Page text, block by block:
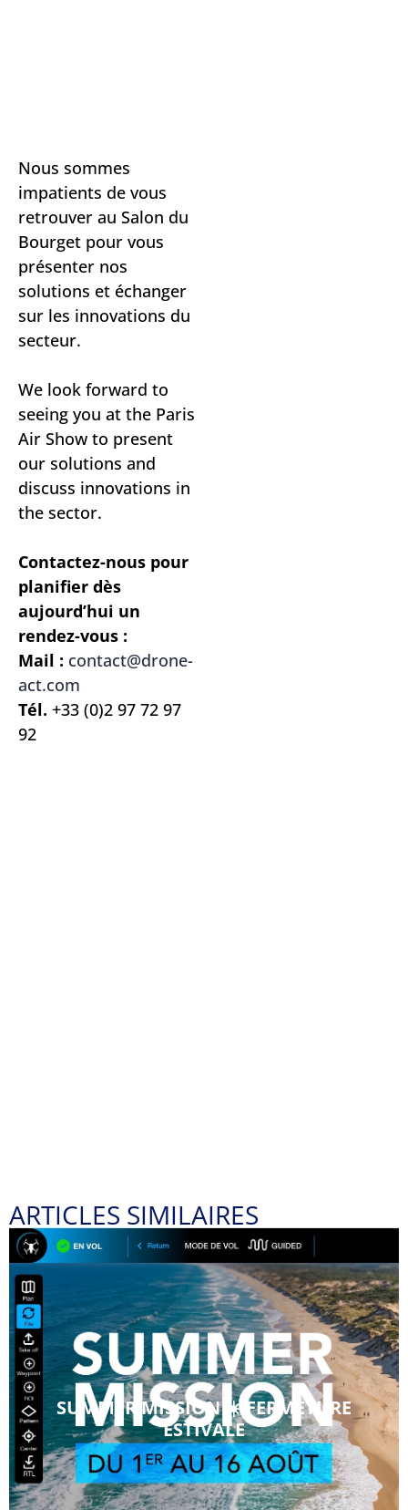
Nous sommes
impatients de vous
retrouver au Salon du
Bourget pour vous
présenter nos
solutions et échanger
sur les innovations du
secteur.
We look forward to
seeing you at the Paris
Air Show to present
our solutions and
discuss innovations in
the sector.
Contactez-nous pour
planifier dès
aujourd’hui un
rendez-vous :
Mail : contact@drone-
act.com
Tél. +33 (0)2 97 72 97
92
ARTICLES SIMILAIRES
SUMMER MISSION ☀️ FERMETURE
ESTIVALE